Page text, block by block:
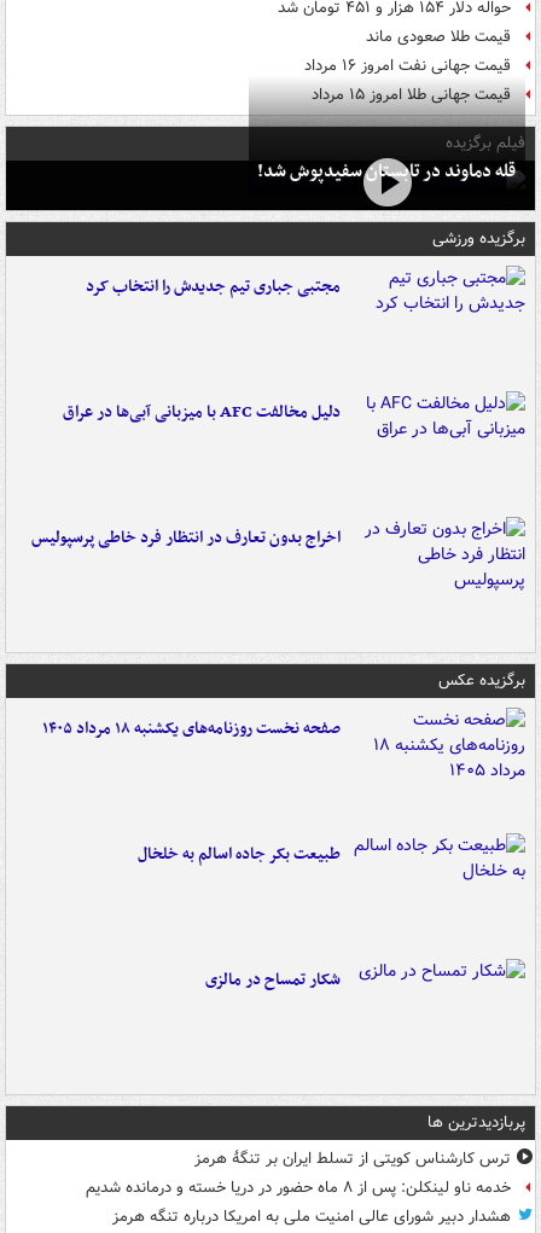
حواله دلار ۱۵۴ هزار و ۴۵۱ تومان شد
قیمت طلا صعودی ماند
قیمت جهانی نفت امروز ۱۶ مرداد
قیمت جهانی طلا امروز ۱۵ مرداد
فیلم برگزیده
قله دماوند در تابستان سفیدپوش شد!
برگزیده ورزشی
مجتبی جباری تیم جدیدش را انتخاب کرد
دلیل مخالفت AFC با میزبانی آبی‌ها در عراق
اخراج بدون تعارف در انتظار فرد خاطی پرسپولیس
برگزیده عکس
صفحه نخست روزنامه‌های یکشنبه ۱۸ مرداد ۱۴۰۵
طبیعت بکر جاده اسالم به خلخال
شکار تمساح در مالزی
پربازدیدترین ها
ترس کارشناس کویتی از تسلط ایران بر تنگۀ هرمز
خدمه ناو لینکلن: پس از ۸ ماه حضور در دریا خسته و درمانده‌ شدیم
هشدار دبیر شورای عالی امنیت ملی به امریکا درباره تنگه هرمز